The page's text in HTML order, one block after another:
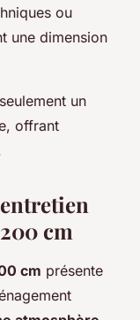
ou
une dimension
un
offrant
cm
cm présente